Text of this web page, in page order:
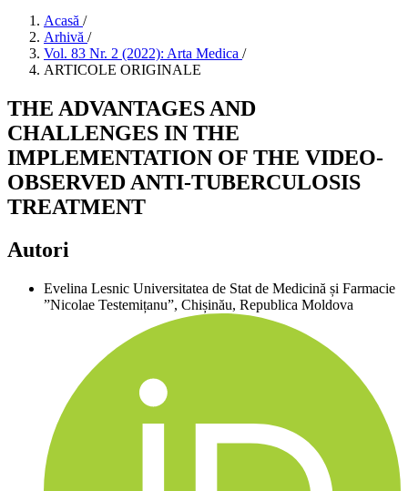
Acasă /
Arhivă /
Vol. 83 Nr. 2 (2022): Arta Medica /
ARTICOLE ORIGINALE
THE ADVANTAGES AND
CHALLENGES IN THE
IMPLEMENTATION OF THE VIDEO-
OBSERVED ANTI-TUBERCULOSIS
TREATMENT
Autori
Evelina Lesnic Universitatea de Stat de Medicină și Farmacie
”Nicolae Testemițanu”, Chișinău, Republica Moldova